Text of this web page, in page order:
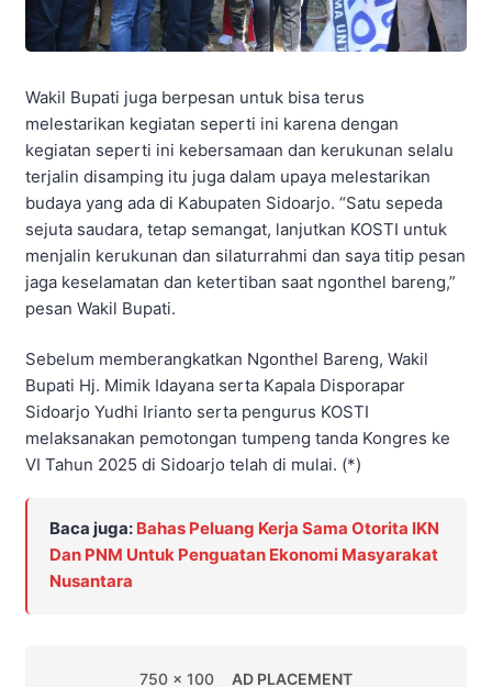
Wakil Bupati juga berpesan untuk bisa terus
melestarikan kegiatan seperti ini karena dengan
kegiatan seperti ini kebersamaan dan kerukunan selalu
terjalin disamping itu juga dalam upaya melestarikan
budaya yang ada di Kabupaten Sidoarjo. “Satu sepeda
sejuta saudara, tetap semangat, lanjutkan KOSTI untuk
menjalin kerukunan dan silaturrahmi dan saya titip pesan
jaga keselamatan dan ketertiban saat ngonthel bareng,”
pesan Wakil Bupati.
Sebelum memberangkatkan Ngonthel Bareng, Wakil
Bupati Hj. Mimik Idayana serta Kapala Disporapar
Sidoarjo Yudhi Irianto serta pengurus KOSTI
melaksanakan pemotongan tumpeng tanda Kongres ke
VI Tahun 2025 di Sidoarjo telah di mulai. (*)
Baca juga: Bahas Peluang Kerja Sama Otorita IKN
Dan PNM Untuk Penguatan Ekonomi Masyarakat
Nusantara
750 x 100 AD PLACEMENT